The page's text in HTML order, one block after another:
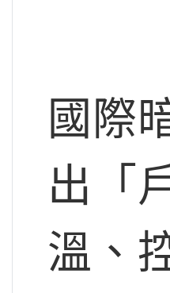
國際
出「
溫、